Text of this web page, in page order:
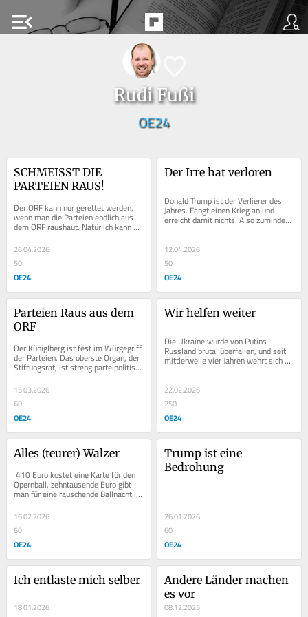
menu_open
Rudi Fußi
OE24
SCHMEISST DIE
PARTEIEN RAUS!
Der ORF kann nur gerettet werden,
wenn man die Parteien endlich aus
dem ORF raushaut. Natürlich kann
26.04.2026
50
OE24
Der Irre hat verloren
Donald Trump ist der Verlierer des
Jahres. Fängt einen Krieg an und
erreicht damit nichts. Also zumindest
12.04.2026
50
OE24
Parteien Raus aus dem
ORF
Der Küniglberg ist fest im Würgegriff
der Parteien. Das oberste Organ, der
Stiftungsrat, ist streng parteipolitisch
zusammengesetzt. Der Einfluss...
15.03.2026
60
OE24
Wir helfen weiter
Die Ukraine wurde von Putins
Russland brutal überfallen, und seit
mittlerweile vier Jahren wehrt sich
22.02.2026
250
OE24
Alles (teurer) Walzer
410 Euro kostet eine Karte für den
Opernball, zehntausende Euro gibt
man für eine rauschende Ballnacht in
aus....
16.02.2026
60
OE24
Trump ist eine
Bedrohung
26.01.2026
60
OE24
Ich entlaste mich selber
18.01.2026
Andere Länder machen
es vor
08.12.2025